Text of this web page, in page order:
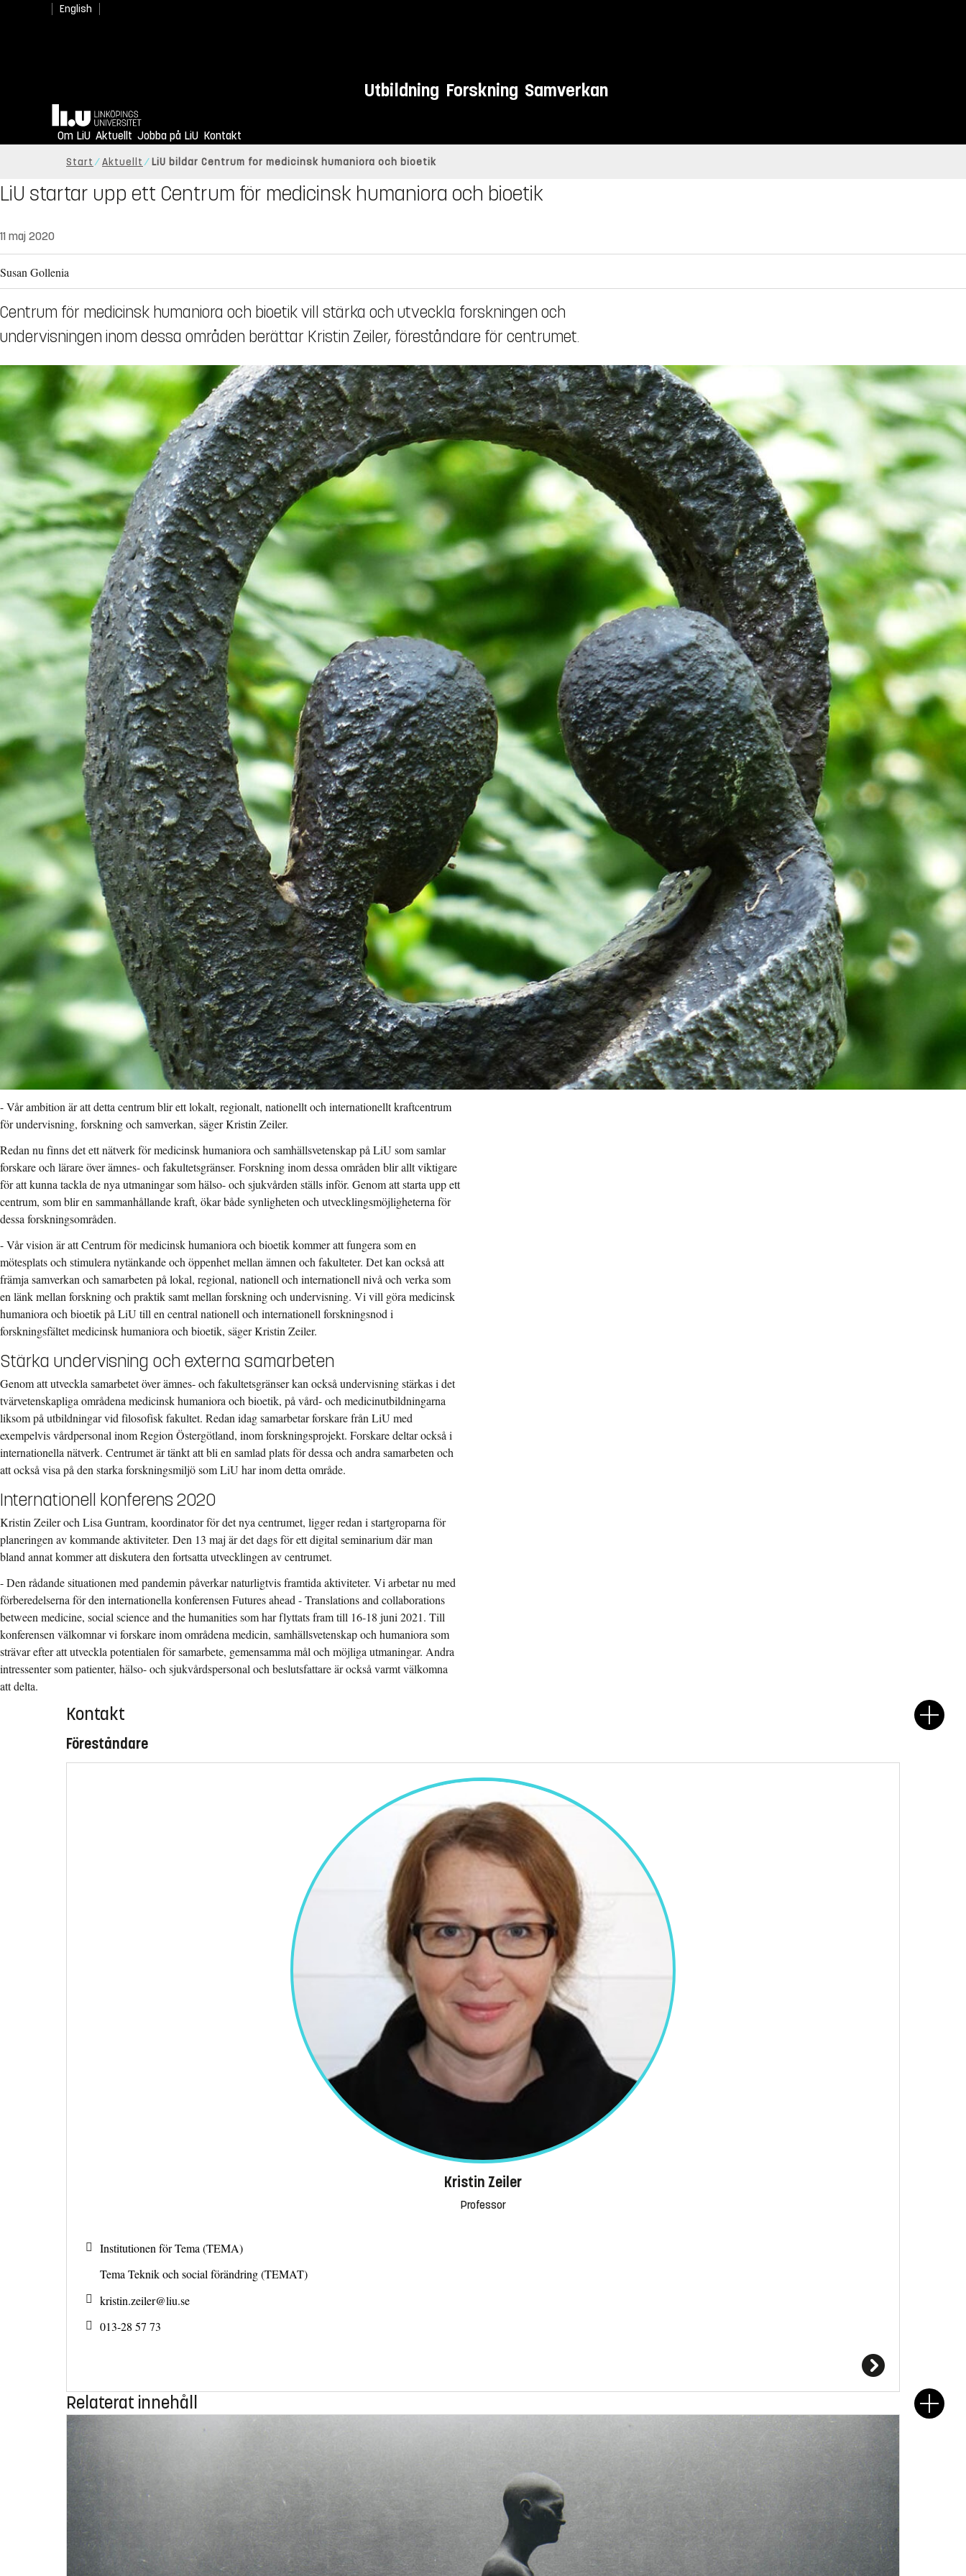
English
Utbildning Forskning Samverkan
Hem
Om LiU Aktuellt Jobba på LiU Kontakt
Start Aktuellt LiU bildar Centrum for medicinsk humaniora och bioetik
LiU startar upp ett Centrum för medicinsk humaniora och bioetik
11 maj 2020
Susan Gollenia
Centrum för medicinsk humaniora och bioetik vill stärka och utveckla forskningen och
undervisningen inom dessa områden berättar Kristin Zeiler, föreståndare för centrumet.
- Vår ambition är att detta centrum blir ett lokalt, regionalt, nationellt och internationellt kraftcentrum
för undervisning, forskning och samverkan, säger Kristin Zeiler.
Redan nu finns det ett nätverk för medicinsk humaniora och samhällsvetenskap på LiU som samlar
forskare och lärare över ämnes- och fakultetsgränser. Forskning inom dessa områden blir allt viktigare
för att kunna tackla de nya utmaningar som hälso- och sjukvården ställs inför. Genom att starta upp ett
centrum, som blir en sammanhållande kraft, ökar både synligheten och utvecklingsmöjligheterna för
dessa forskningsområden.
- Vår vision är att Centrum för medicinsk humaniora och bioetik kommer att fungera som en
mötesplats och stimulera nytänkande och öppenhet mellan ämnen och fakulteter. Det kan också att
främja samverkan och samarbeten på lokal, regional, nationell och internationell nivå och verka som
en länk mellan forskning och praktik samt mellan forskning och undervisning. Vi vill göra medicinsk
humaniora och bioetik på LiU till en central nationell och internationell forskningsnod i
forskningsfältet medicinsk humaniora och bioetik, säger Kristin Zeiler.
Stärka undervisning och externa samarbeten
Genom att utveckla samarbetet över ämnes- och fakultetsgränser kan också undervisning stärkas i det
tvärvetenskapliga områdena medicinsk humaniora och bioetik, på vård- och medicinutbildningarna
liksom på utbildningar vid filosofisk fakultet. Redan idag samarbetar forskare från LiU med
exempelvis vårdpersonal inom Region Östergötland, inom forskningsprojekt. Forskare deltar också i
internationella nätverk. Centrumet är tänkt att bli en samlad plats för dessa och andra samarbeten och
att också visa på den starka forskningsmiljö som LiU har inom detta område.
Internationell konferens 2020
Kristin Zeiler och Lisa Guntram, koordinator för det nya centrumet, ligger redan i startgroparna för
planeringen av kommande aktiviteter. Den 13 maj är det dags för ett digital seminarium där man
bland annat kommer att diskutera den fortsatta utvecklingen av centrumet.
- Den rådande situationen med pandemin påverkar naturligtvis framtida aktiviteter. Vi arbetar nu med
förberedelserna för den internationella konferensen Futures ahead - Translations and collaborations
between medicine, social science and the humanities som har flyttats fram till 16-18 juni 2021. Till
konferensen välkomnar vi forskare inom områdena medicin, samhällsvetenskap och humaniora som
strävar efter att utveckla potentialen för samarbete, gemensamma mål och möjliga utmaningar. Andra
intressenter som patienter, hälso- och sjukvårdspersonal och beslutsfattare är också varmt välkomna
att delta.
Kontakt
Föreståndare
Kristin Zeiler
Professor
Institutionen för Tema (TEMA)
Tema Teknik och social förändring (TEMAT)
kristin.zeiler@liu.se
013-28 57 73
Relaterat innehåll